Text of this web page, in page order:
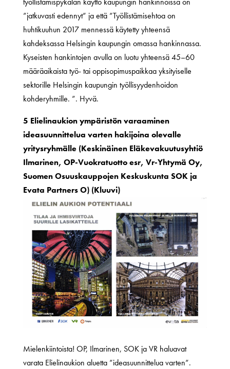
”jatkuvasti edennyt” ja että ”Työllistämisehtoa on
huhtikuuhun 2017 mennessä käytetty yhteensä
kahdeksassa Helsingin kaupungin omassa hankinnassa.
Kyseisten hankintojen avulla on luotu yhteensä 45–60
määräaikaista työ- tai oppisopimuspaikkaa yksityiselle
sektorille Helsingin kaupungin työllisyydenhoidon
kohderyhmille. ”. Hyvä.
5 Elielinaukion ympäristön varaaminen
ideasuunnittelua varten hakijoina olevalle
yritysryhmälle (Keskinäinen Eläkevakuutusyhtiö
Ilmarinen, OP-Vuokratuotto esr, Vr-Yhtymä Oy,
Suomen Osuuskauppojen Keskuskunta SOK ja
Evata Partners O) (Kluuvi)
Mielenkiintoista! OP, Ilmarinen, SOK ja VR haluavat
varata Elielinaukion aluetta ”ideasuunnittelua varten”.